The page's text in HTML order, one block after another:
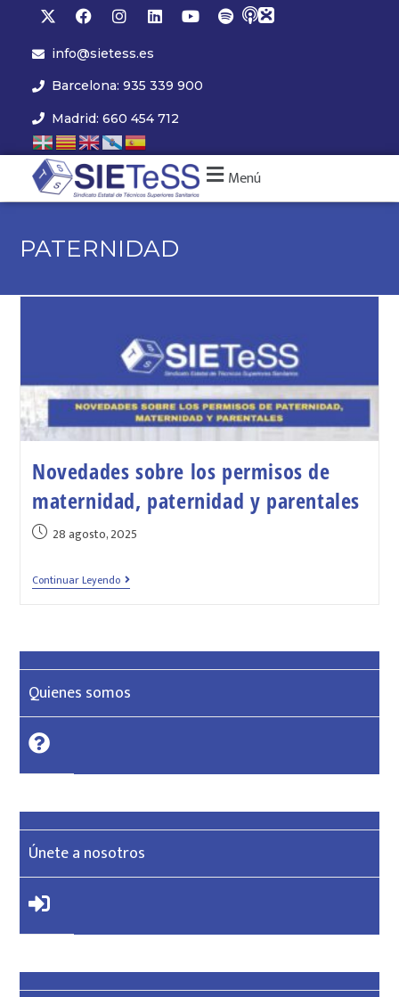
info@sietess.es
Barcelona: 935 339 900
Madrid: 660 454 712
Menú
PATERNIDAD
Novedades sobre los permisos de
maternidad, paternidad y parentales
28 agosto, 2025
Continuar Leyendo
Quienes somos
Únete a nosotros